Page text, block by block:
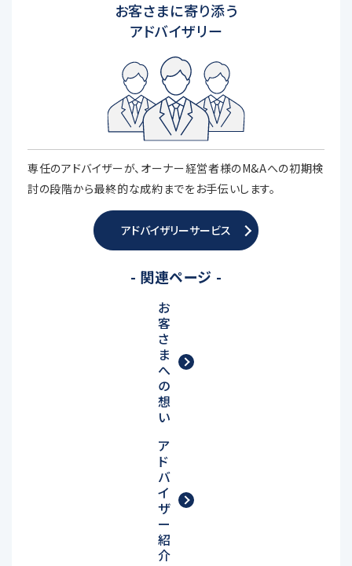
お客さまに寄り添う
アドバイザリー
専任のアドバイザーが、オーナー経営者様のM&Aへの初期検
討の段階から最終的な成約までをお手伝いします。
アドバイザリーサービス
- 関連ページ -
お
客
さ
ま
へ
の
想
い
ア
ド
バ
イ
ザ
ー
紹
介